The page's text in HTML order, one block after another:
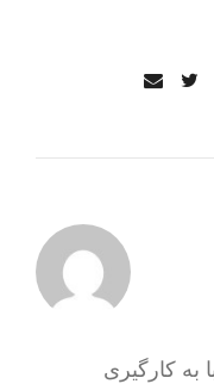
به‌ کارگیری